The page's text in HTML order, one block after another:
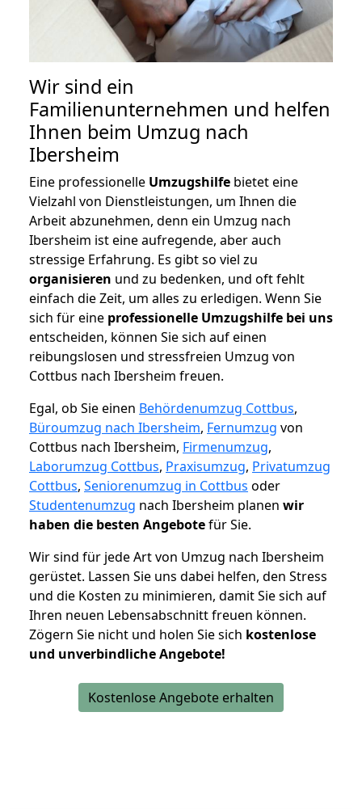
Wir sind ein
Familienunternehmen und helfen
Ihnen beim Umzug nach
Ibersheim
Eine professionelle Umzugshilfe bietet eine
Vielzahl von Dienstleistungen, um Ihnen die
Arbeit abzunehmen, denn ein Umzug nach
Ibersheim ist eine aufregende, aber auch
stressige Erfahrung. Es gibt so viel zu
organisieren und zu bedenken, und oft fehlt
einfach die Zeit, um alles zu erledigen. Wenn Sie
sich für eine professionelle Umzugshilfe bei uns
entscheiden, können Sie sich auf einen
reibungslosen und stressfreien Umzug von
Cottbus nach Ibersheim freuen.
Egal, ob Sie einen Behördenumzug Cottbus,
Büroumzug nach Ibersheim, Fernumzug von
Cottbus nach Ibersheim, Firmenumzug,
Laborumzug Cottbus, Praxisumzug, Privatumzug
Cottbus, Seniorenumzug in Cottbus oder
Studentenumzug nach Ibersheim planen wir
haben die besten Angebotefür Sie.
Wir sind für jede Art von Umzug nach Ibersheim
gerüstet. Lassen Sie uns dabei helfen, den Stress
und die Kosten zu minimieren, damit Sie sich auf
Ihren neuen Lebensabschnitt freuen können.
Zögern Sie nicht und holen Sie sich kostenlose
und unverbindliche Angebote!
Kostenlose Angebote erhalten